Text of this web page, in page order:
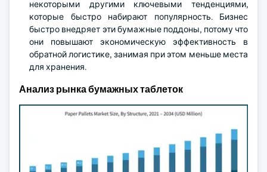
некоторыми другими ключевыми тенденциями,
которые быстро набирают популярность. Бизнес
быстро внедряет эти бумажные поддоны, потому что
они повышают экономическую эффективность в
обратной логистике, занимая при этом меньше места
для хранения.
Анализ рынка бумажных таблеток